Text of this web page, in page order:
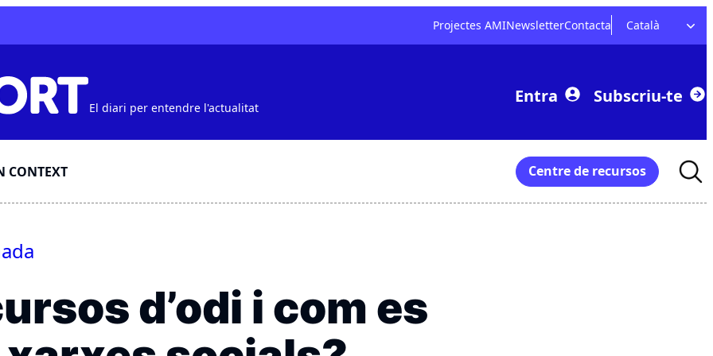
Projectes AMINewsletterContacta Català
El diari per entendre l'actualitat
Entra Subscriu-te
CONTEXT Centre de recursos
for:
d’odi i com es